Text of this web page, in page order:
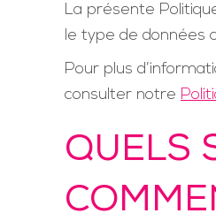
La présente
le type de données
Pour plus
consulter notre
QUELS